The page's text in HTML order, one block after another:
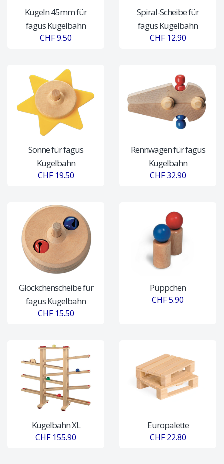
Kugeln 45mm für
fagus Kugelbahn
CHF 9.50
Spiral-Scheibe für
fagus Kugelbahn
CHF 12.90
Sonne für fagus
Kugelbahn
CHF 19.50
Rennwagen für fagus
Kugelbahn
CHF 32.90
Glöckchenscheibe für
fagus Kugelbahn
CHF 15.50
Püppchen
CHF 5.90
Kugelbahn XL
CHF 155.90
Europalette
CHF 22.80